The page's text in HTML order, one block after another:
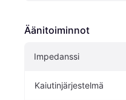
Äänitoiminnot
Impedanssi
Kaiutinjärjestelmä